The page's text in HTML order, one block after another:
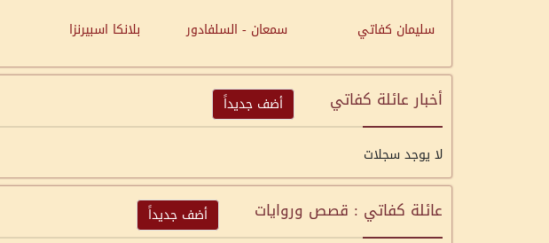
سليمان كفاتي سمعان - السلفادور بلانكا اسبيرنزا
أخبار عائلة كفاتي أضف جديداً
لا يوجد سجلات
عائلة كفاتي : قصص وروايات أضف جديداً